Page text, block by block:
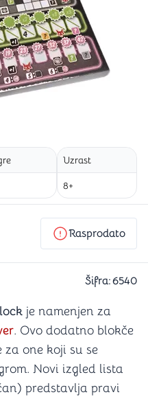
Uzrast
8+
Rasprodato
Šifra:6540
je namenjen za
. Ovo dodatno blokče
za one koji su se
Novi izgled lista
predstavlja pravi